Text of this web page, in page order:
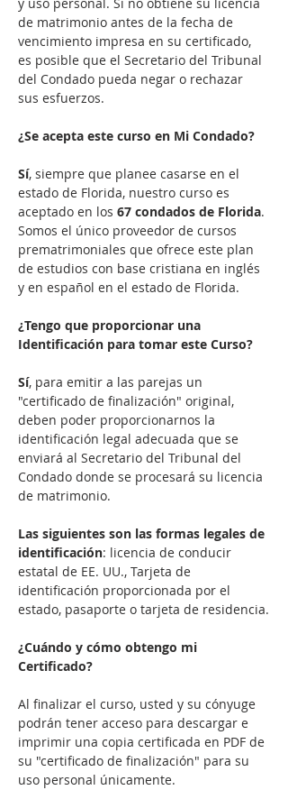
de matrimonio antes de la fecha de
vencimiento impresa en su certificado,
es posible que el Secretario del Tribunal
del Condado pueda negar o rechazar
sus esfuerzos.
¿Se acepta este curso en Mi Condado?
Sí, siempre que planee casarse en el
estado de Florida, nuestro curso es
aceptado en los 67 condados de Florida.
Somos el único proveedor de cursos
prematrimoniales que ofrece este plan
de estudios con base cristiana en inglés
y en español en el estado de Florida.
¿Tengo que proporcionar una
Identificación para tomar este Curso?
Sí, para emitir a las parejas un
"certificado de finalización" original,
deben poder proporcionarnos la
identificación legal adecuada que se
enviará al Secretario del Tribunal del
Condado donde se procesará su licencia
de matrimonio.
Las siguientes son las formas legales de
identificación: licencia de conducir
estatal de EE. UU., Tarjeta de
identificación proporcionada por el
estado, pasaporte o tarjeta de residencia.
¿Cuándo y cómo obtengo mi
Certificado?
Al finalizar el curso, usted y su cónyuge
podrán tener acceso para descargar e
imprimir una copia certificada en PDF de
su "certificado de finalización" para su
uso personal únicamente.